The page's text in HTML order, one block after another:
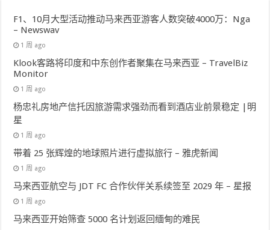
F1、10月大型活动推动马来西亚游客人数突破4000万：Nga
– Newswav
1 周 ago
Klook客路将印度和中东创作者聚集在马来西亚 – TravelBiz
Monitor
1 周 ago
杨忠礼房地产信托因旅游需求强劲而看到酒店业前景稳定 |明
星
1 周 ago
带着 25 张辉煌的地球照片进行虚拟旅行 – 雅虎新闻
1 周 ago
马来西亚航空与 JDT FC 合作伙伴关系续签至 2029 年 – 星报
1 周 ago
马来西亚开始筛查 5000 名计划返回缅甸的难民